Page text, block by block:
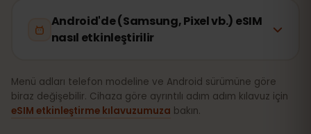
Android'de (Samsung, Pixel vb.) eSIM
nasıl etkinleştirilir
Menü adları telefon modeline ve Android sürümüne göre
biraz değişebilir. Cihaza göre ayrıntılı adım adım kılavuz için
eSIM etkinleştirme kılavuzumuza bakın.